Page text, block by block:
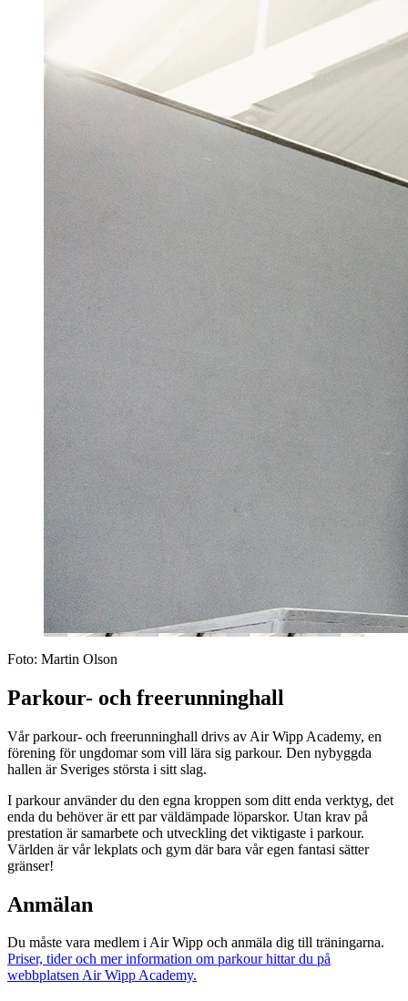
Foto: Martin Olson
Parkour- och freerunninghall
Vår parkour- och freerunninghall drivs av Air Wipp Academy, en
förening för ungdomar som vill lära sig parkour. Den nybyggda
hallen är Sveriges största i sitt slag.
I parkour använder du den egna kroppen som ditt enda verktyg, det
enda du behöver är ett par väldämpade löparskor. Utan krav på
prestation är samarbete och utveckling det viktigaste i parkour.
Världen är vår lekplats och gym där bara vår egen fantasi sätter
gränser!
Anmälan
Du måste vara medlem i Air Wipp och anmäla dig till träningarna.
Priser, tider och mer information om parkour hittar du på
webbplatsen Air Wipp Academy.